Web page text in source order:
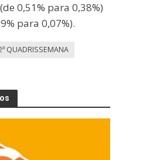
0,51% para 0,38%)
para 0,07%).
QUADRISSEMANA